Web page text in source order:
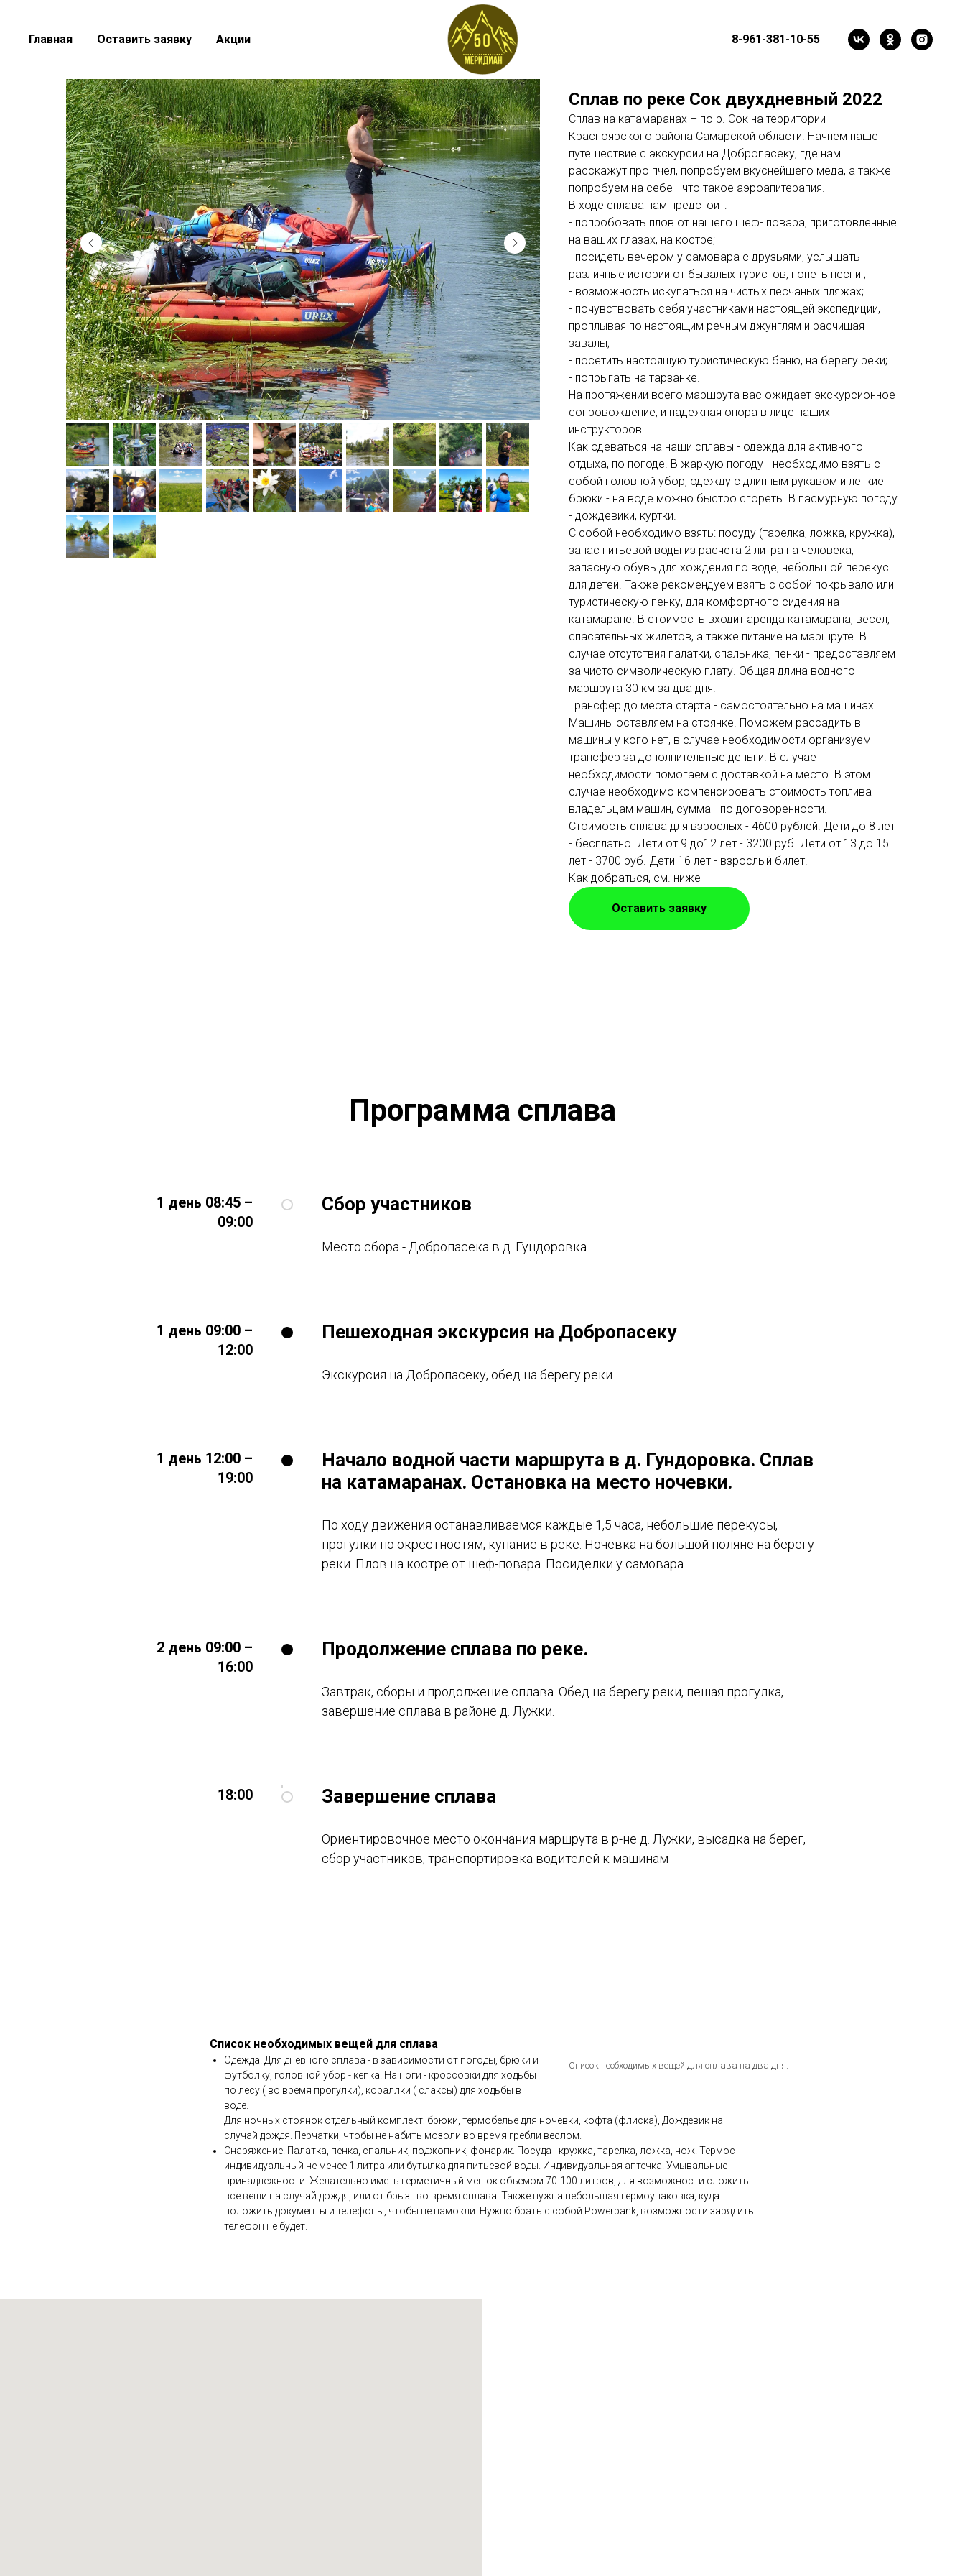
Главная Оставить заявку Акции 8-961-381-10-55
Сплав по реке Сок двухдневный 2022
Сплав на катамаранах – по р. Сок на территории
Красноярского района Самарской области. Начнем наше
путешествие с экскурсии на Добропасеку, где нам
расскажут про пчел, попробуем вкуснейшего меда, а также
попробуем на себе - что такое аэроапитерапия.
В ходе сплава нам предстоит:
- попробовать плов от нашего шеф- повара, приготовленные
на ваших глазах, на костре;
- посидеть вечером у самовара с друзьями, услышать
различные истории от бывалых туристов, попеть песни ;
- возможность искупаться на чистых песчаных пляжах;
- почувствовать себя участниками настоящей экспедиции,
проплывая по настоящим речным джунглям и расчищая
завалы;
- посетить настоящую туристическую баню, на берегу реки;
- попрыгать на тарзанке.
На протяжении всего маршрута вас ожидает экскурсионное
сопровождение, и надежная опора в лице наших
инструкторов.
Как одеваться на наши сплавы - одежда для активного
отдыха, по погоде. В жаркую погоду - необходимо взять с
собой головной убор, одежду с длинным рукавом и легкие
брюки - на воде можно быстро сгореть. В пасмурную погоду
- дождевики, куртки.
С собой необходимо взять: посуду (тарелка, ложка, кружка),
запас питьевой воды из расчета 2 литра на человека,
запасную обувь для хождения по воде, небольшой перекус
для детей. Также рекомендуем взять с собой покрывало или
туристическую пенку, для комфортного сидения на
катамаране. В стоимость входит аренда катамарана, весел,
спасательных жилетов, а также питание на маршруте. В
случае отсутствия палатки, спальника, пенки - предоставляем
за чисто символическую плату. Общая длина водного
маршрута 30 км за два дня.
Трансфер до места старта - самостоятельно на машинах.
Машины оставляем на стоянке. Поможем рассадить в
машины у кого нет, в случае необходимости организуем
трансфер за дополнительные деньги. В случае
необходимости помогаем с доставкой на место. В этом
случае необходимо компенсировать стоимость топлива
владельцам машин, сумма - по договоренности.
Стоимость сплава для взрослых - 4600 рублей. Дети до 8 лет
- бесплатно. Дети от 9 до12 лет - 3200 руб. Дети от 13 до 15
лет - 3700 руб. Дети 16 лет - взрослый билет.
Как добраться, см. ниже
Оставить заявку
Программа сплава
1 день 08:45 –
09:00
Сбор участников
Место сбора - Добропасека в д. Гундоровка.
1 день 09:00 –
12:00
Пешеходная экскурсия на Добропасеку
Экскурсия на Добропасеку, обед на берегу реки.
1 день 12:00 –
19:00
Начало водной части маршрута в д. Гундоровка. Сплав
на катамаранах. Остановка на место ночевки.
По ходу движения останавливаемся каждые 1,5 часа, небольшие перекусы,
прогулки по окрестностям, купание в реке. Ночевка на большой поляне на берегу
реки. Плов на костре от шеф-повара. Посиделки у самовара.
2 день 09:00 –
16:00
Продолжение сплава по реке.
Завтрак, сборы и продолжение сплава. Обед на берегу реки, пешая прогулка,
завершение сплава в районе д. Лужки.
18:00 Завершение сплава
Ориентировочное место окончания маршрута в р-не д. Лужки, высадка на берег,
сбор участников, транспортировка водителей к машинам
Список необходимых вещей для сплава на два дня.
Список необходимых вещей для сплава
Одежда. Для дневного сплава - в зависимости от погоды, брюки и
футболку, головной убор - кепка. На ноги - кроссовки для ходьбы
по лесу ( во время прогулки), кораллки ( слаксы) для ходьбы в
воде.
Для ночных стоянок отдельный комплект: брюки, термобелье для ночевки, кофта (флиска), Дождевик на
случай дождя. Перчатки, чтобы не набить мозоли во время гребли веслом.
Снаряжение. Палатка, пенка, спальник, поджопник, фонарик. Посуда - кружка, тарелка, ложка, нож. Термос
индивидуальный не менее 1 литра или бутылка для питьевой воды. Индивидуальная аптечка. Умывальные
принадлежности. Желательно иметь герметичный мешок объемом 70-100 литров, для возможности сложить
все вещи на случай дождя, или от брызг во время сплава. Также нужна небольшая гермоупаковка, куда
положить документы и телефоны, чтобы не намокли. Нужно брать с собой Powerbank, возможности зарядить
телефон не будет.